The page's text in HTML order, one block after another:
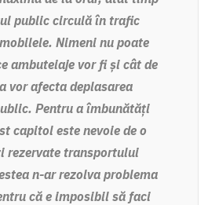
public circulă în trafic
Nimeni nu poate
ambuteiaje vor fi și cât de
vor afecta deplasarea
Pentru a îmbunătăți
capitol este nevoie de o
rezervate transportului
n-ar rezolva problema
că e imposibil să faci